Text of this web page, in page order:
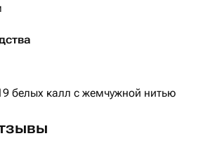
белых калл с жемчужной нитью